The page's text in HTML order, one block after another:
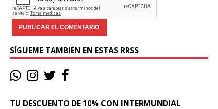
SÍGUEME TAMBIÉN EN ESTAS RRSS
TU DESCUENTO DE 10% CON INTERMUNDIAL